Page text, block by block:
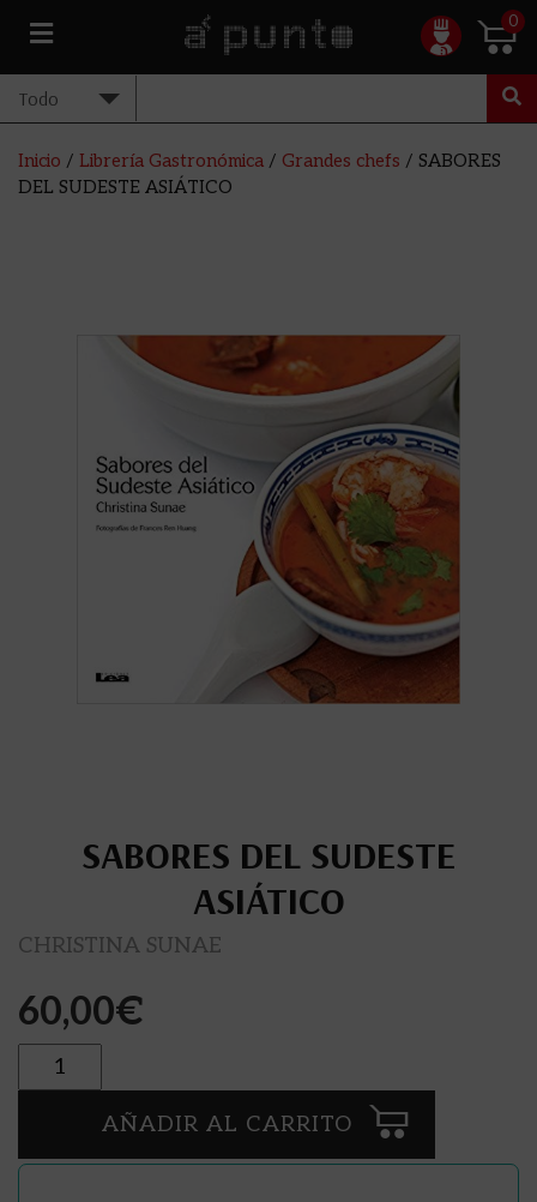
0
Inicio / Librería Gastronómica / Grandes chefs / SABORES
DEL SUDESTE ASIÁTICO
SABORES DEL SUDESTE
ASIÁTICO
CHRISTINA SUNAE
60,00€
Cantidad
AÑADIR AL CARRITO